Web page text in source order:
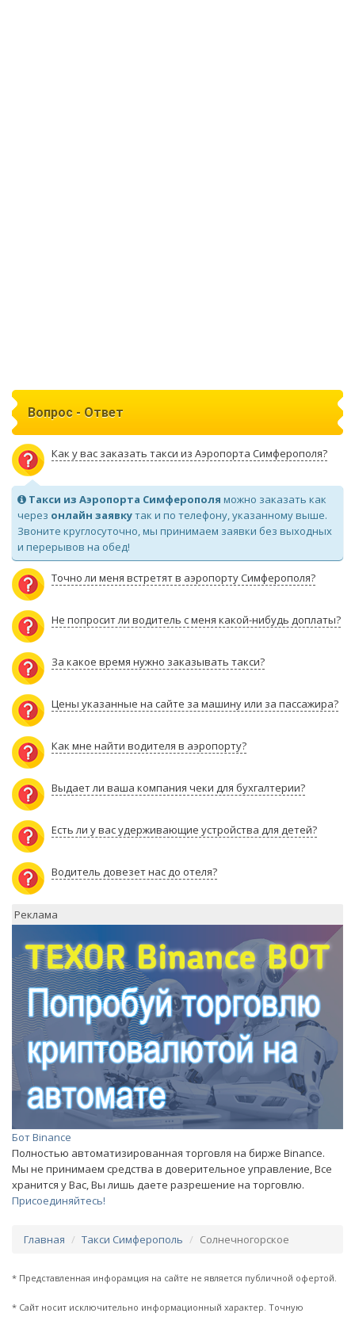
Вопрос - Ответ
Как у вас заказать такси из Аэропорта Симферополя?
Такси из Аэропорта Симферополя можно заказать как
через онлайн заявкутак и по телефону, указанному выше.
Звоните круглосуточно, мы принимаем заявки без выходных
и перерывов на обед!
Точно ли меня встретят в аэропорту Симферополя?
Не попросит ли водитель с меня какой-нибудь доплаты?
За какое время нужно заказывать такси?
Цены указанные на сайте за машину или за пассажира?
Как мне найти водителя в аэропорту?
Выдает ли ваша компания чеки для бухгалтерии?
Есть ли у вас удерживающие устройства для детей?
Водитель довезет нас до отеля?
Реклама
Бот Binance
Полностью автоматизированная торговля на бирже Binance.
Мы не принимаем средства в доверительное управление, Все
хранится у Вас, Вы лишь даете разрешение на торговлю.
Присоединяйтесь!
Главная Такси Симферополь Солнечногорское
* Представленная инфорамция на сайте не является публичной офертой.
* Сайт носит исключительно информационный характер. Точную